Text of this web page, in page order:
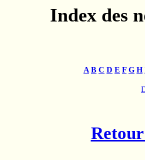
Index des
A B C D E F G H